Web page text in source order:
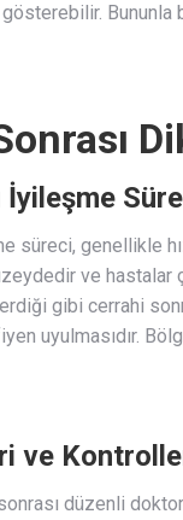
Bununla
İyileşme
süreci, genellikle
ve hastalar
gibi cerrahi
uyulmasıdır.
ve
düzenli